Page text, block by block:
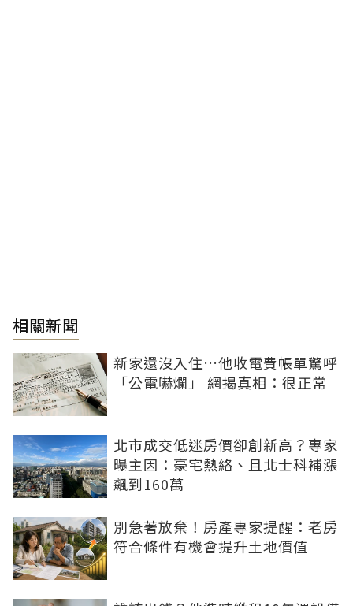
相關新聞
新家還沒入住…他收電費帳單驚呼
「公電嚇爛」 網揭真相：很正常
北市成交低迷房價卻創新高？專家
曝主因：豪宅熱絡、且北士科補漲
飆到160萬
別急著放棄！房產專家提醒：老房
符合條件有機會提升土地價值